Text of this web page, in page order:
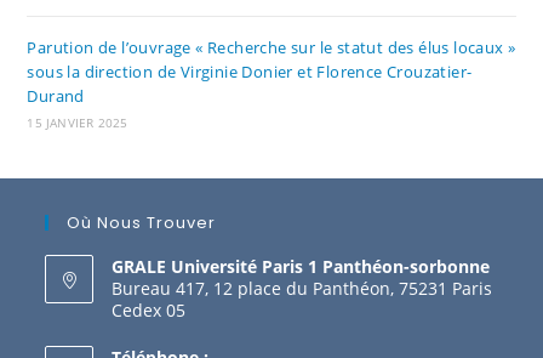
Parution de l’ouvrage « Recherche sur le statut des élus locaux »
sous la direction de Virginie Donier et Florence Crouzatier-
Durand
15 JANVIER 2025
Où Nous Trouver
GRALE Université Paris 1 Panthéon-sorbonne
Bureau 417, 12 place du Panthéon, 75231 Paris
Cedex 05